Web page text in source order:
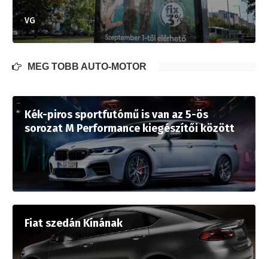
VG
MÉG TÖBB AUTÓ-MOTOR
Kék-piros sportfutómű is van az 5-ös
sorozat M Performance kiegészítői között
Fiat szedán Kínának